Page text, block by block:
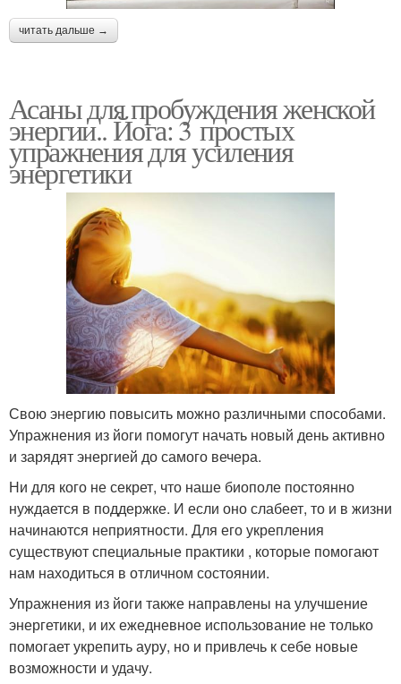
читать дальше →
Асаны для пробуждения женской
энергии.. Йога: 3 простых
упражнения для усиления
энергетики
Свою энергию повысить можно различными способами.
Упражнения из йоги помогут начать новый день активно
и зарядят энергией до самого вечера.
Ни для кого не секрет, что наше биополе постоянно
нуждается в поддержке. И если оно слабеет, то и в жизни
начинаются неприятности. Для его укрепления
существуют специальные практики , которые помогают
нам находиться в отличном состоянии.
Упражнения из йоги также направлены на улучшение
энергетики, и их ежедневное использование не только
помогает укрепить ауру, но и привлечь к себе новые
возможности и удачу.